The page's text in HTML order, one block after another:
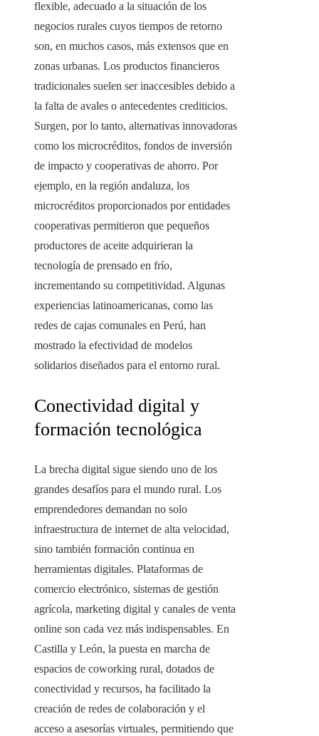
flexible, adecuado a la situación de los
negocios rurales cuyos tiempos de retorno
son, en muchos casos, más extensos que en
zonas urbanas. Los productos financieros
tradicionales suelen ser inaccesibles debido a
la falta de avales o antecedentes crediticios.
Surgen, por lo tanto, alternativas innovadoras
como los microcréditos, fondos de inversión
de impacto y cooperativas de ahorro. Por
ejemplo, en la región andaluza, los
microcréditos proporcionados por entidades
cooperativas permitieron que pequeños
productores de aceite adquirieran la
tecnología de prensado en frío,
incrementando su competitividad. Algunas
experiencias latinoamericanas, como las
redes de cajas comunales en Perú, han
mostrado la efectividad de modelos
solidarios diseñados para el entorno rural.
Conectividad digital y
formación tecnológica
La brecha digital sigue siendo uno de los
grandes desafíos para el mundo rural. Los
emprendedores demandan no solo
infraestructura de internet de alta velocidad,
sino también formación continua en
herramientas digitales. Plataformas de
comercio electrónico, sistemas de gestión
agrícola, marketing digital y canales de venta
online son cada vez más indispensables. En
Castilla y León, la puesta en marcha de
espacios de coworking rural, dotados de
conectividad y recursos, ha facilitado la
creación de redes de colaboración y el
acceso a asesorías virtuales, permitiendo que